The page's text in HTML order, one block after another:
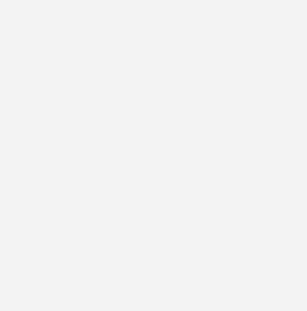
Musik mit der „New Memory
vom Verein Alpenecho
Bogenschießen